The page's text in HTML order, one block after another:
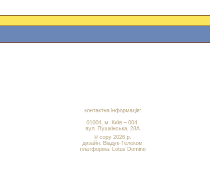
контактна інформація:
01004, м. Київ – 004,
вул. Пушкінська, 28А
© copy 2026 р.
дизайн: Віадук-Телеком
платформа: Lotus Domino